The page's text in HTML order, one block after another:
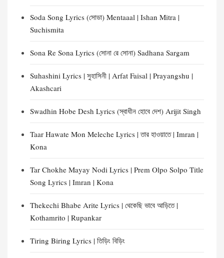
Soda Song Lyrics (সোডা) Mentaaal | Ishan Mitra |
Suchismita
Sona Re Sona Lyrics (সোনা রে সোনা) Sadhana Sargam
Suhashini Lyrics | সুহাসিনী | Arfat Faisal | Prayangshu |
Akashcari
Swadhin Hobe Desh Lyrics (স্বাধীন হোবে দেশ) Arijit Singh
Taar Hawate Mon Meleche Lyrics | তার হাওয়াতে | Imran |
Kona
Tar Chokhe Mayay Nodi Lyrics | Prem Olpo Solpo Title
Song Lyrics | Imran | Kona
Thekechi Bhabe Arite Lyrics | থেকেছি ভাবে আড়িতে |
Kothamrito | Rupankar
Tiring Biring Lyrics | তিড়িং বিড়িং